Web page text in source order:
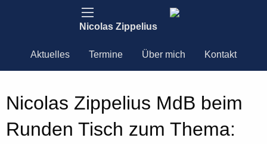
Nicolas Zippelius
Aktuelles Termine Über mich Kontakt
Nicolas Zippelius MdB beim
Runden Tisch zum Thema: